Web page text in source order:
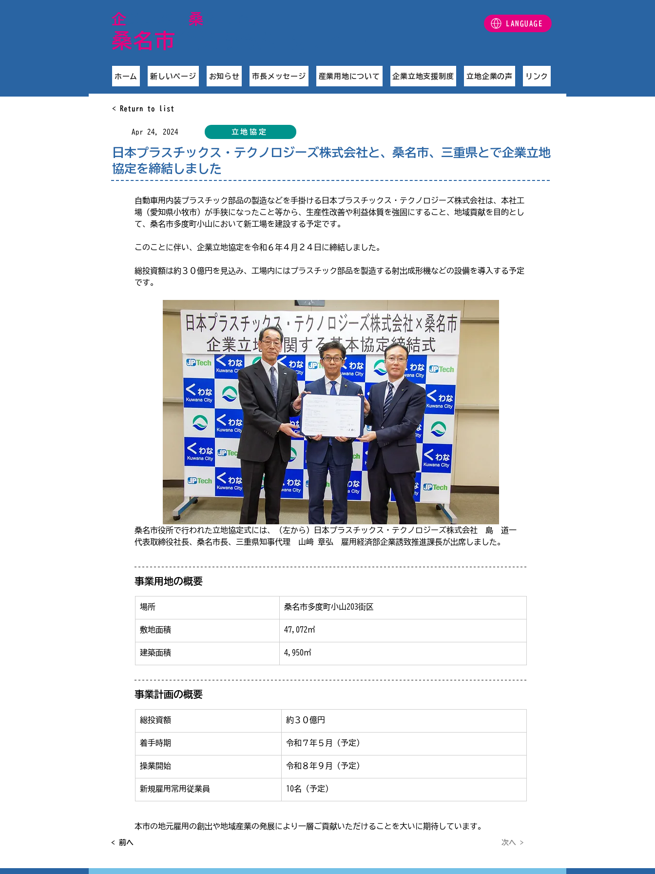
​企 桑
桑名市
LANGUAGE
ホーム 新しいページ お知らせ 市長メッセージ 産業用地について 企業立地支援制度 立地企業の声 リンク
< Return to list
Apr 24, 2024
日本プラスチックス・テクノロジーズ株式会社と、桑名市、三重県とで企業立地
協定を締結しました
自動車用内装プラスチック部品の製造などを手掛ける日本プラスチックス・テクノロジーズ株式会社は、本社工
場（愛知県小牧市）が手狭になったこと等から、生産性改善や利益体質を強固にすること、地域貢献を目的とし
て、桑名市多度町小山において新工場を建設する予定です。
このことに伴い、企業立地協定を令和６年４月２４日に締結しました。
総投資額は約３０億円を見込み、工場内にはプラスチック部品を製造する射出成形機などの設備を導入する予定
です。
桑名市役所で行われた立地協定式には、（左から）日本プラスチックス・テクノロジーズ株式会社　島　道一
代表取締役社長、桑名市長、三重県知事代理　山﨑 章弘　雇用経済部企業誘致推進課長が出席しました。
事業用地の概要
場所 桑名市多度町小山203街区
敷地面積 47,072㎡
建築面積 4,950㎡
事業計画の概要
総投資額 約３０億円
着手時期 令和７年５月（予定）
操業開始 令和８年９月（予定）
新規雇用常用従業員 10名（予定）
本市の地元雇用の創出や地域産業の発展により一層ご貢献いただけることを大いに期待しています。
< 前へ 次へ >
立地協定